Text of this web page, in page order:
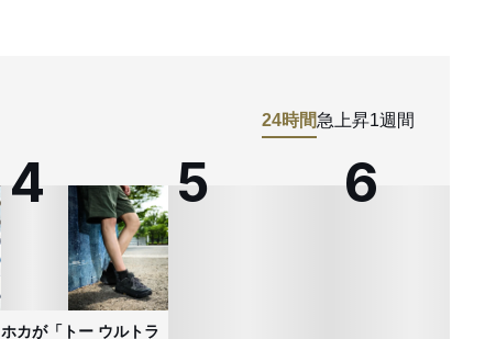
24時間急上昇1週間
ホカが「トー ウルトラ